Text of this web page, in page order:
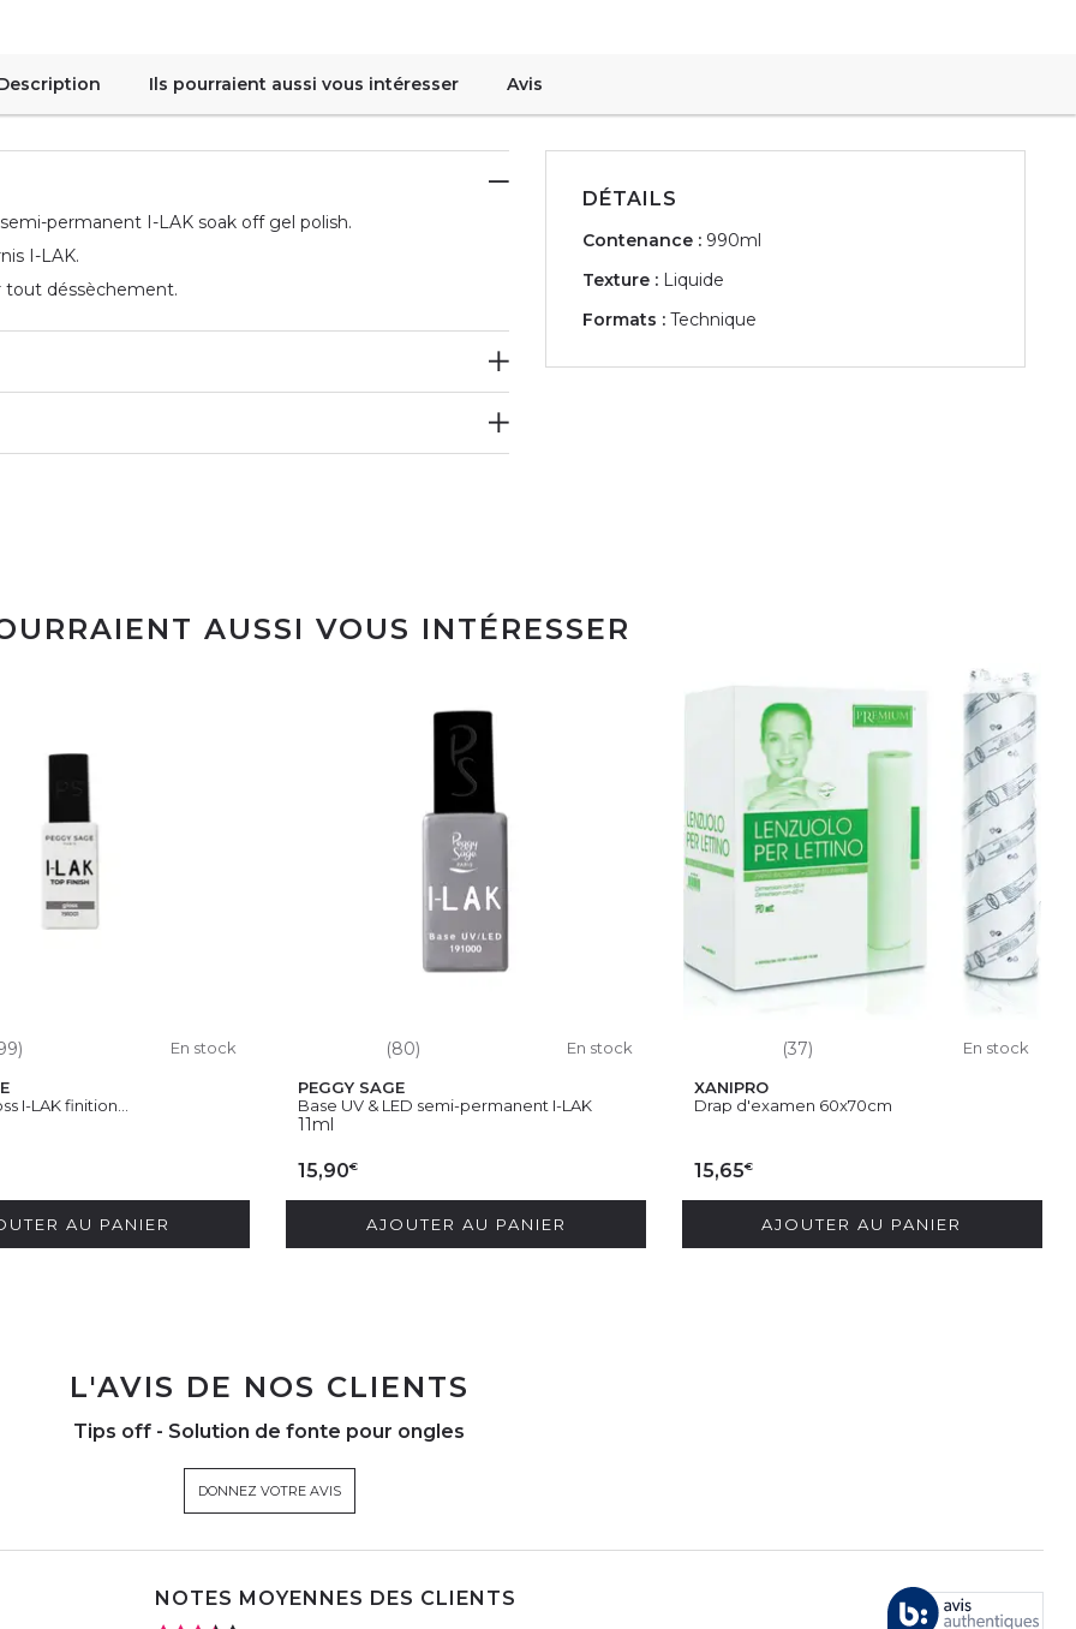
Ils pourraient aussi vous intéresser Avis
permanent I-LAK soak off gel polish.
I-LAK.
tout déssèchement.
DÉTAILS
Contenance : 990ml
Texture : Liquide
Formats : Technique
AUSSI VOUS INTÉRESSER
En stock
I-LAK finition...
AU PANIER
(80) En stock
PEGGY SAGE
Base UV & LED semi-permanent I-LAK
11ml
15,90€
AJOUTER AU PANIER
(37) En stock
XANIPRO
Drap d'examen 60x70cm
15,65€
AJOUTER AU PANIER
L'AVIS DE NOS CLIENTS
Tips off - Solution de fonte pour ongles
DONNEZ VOTRE AVIS
NOTES MOYENNES DES CLIENTS